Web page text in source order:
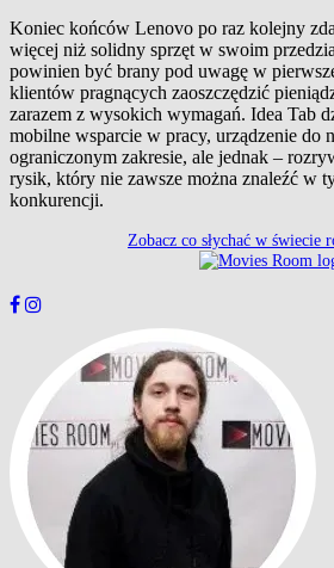
Koniec końców Lenovo po raz kolejny
więcej niż solidny sprzęt w swoim
powinien być brany pod uwagę w
klientów pragnących zaoszczędzić
zarazem z wysokich wymagań. Idea Tab
mobilne wsparcie w pracy, urządzenie do
ograniczonym zakresie, ale jednak –
rysik, który nie zawsze można znaleźć w
konkurencji.
Zobacz co słychać w świecie